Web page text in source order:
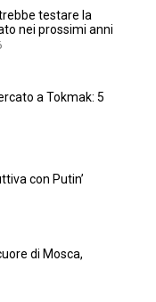
testare la
nei prossimi anni
a Tokmak: 5
con Putin’
di Mosca,